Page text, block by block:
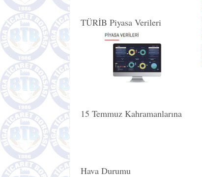
TÜRİB Piyasa Verileri
15 Temmuz Kahramanlarına
Hava Durumu